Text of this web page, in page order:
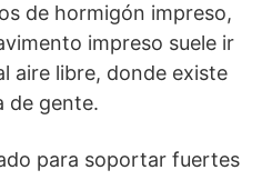
de hormigón impreso,
impreso suele ir
aire libre, donde existe
de gente.
para soportar fuertes